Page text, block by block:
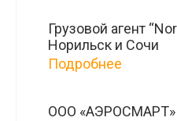
Грузовой агент
Норильск и Сочи
Подробнее
ООО «АЭРОСМАРТ»